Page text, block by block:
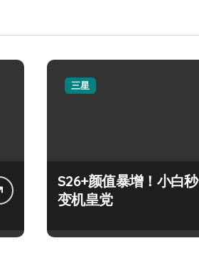
三星
S26+颜值暴增！小白秒
变机皇党